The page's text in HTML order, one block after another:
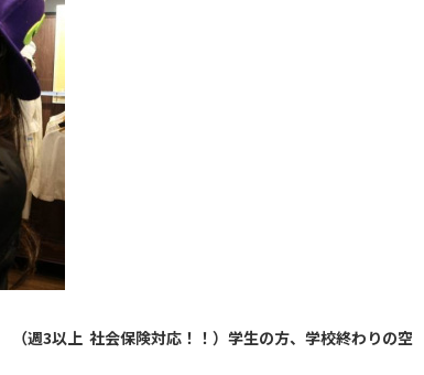
（週3以上 社会保険対応！！）学生の方、学校終わりの空